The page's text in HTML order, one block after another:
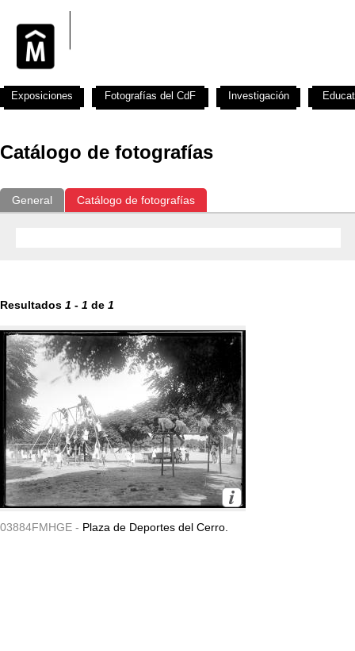
Catálogo de fotografías
General Catálogo de fotografías
Resultados 1 - 1 de 1
03884FMHGE - Plaza de Deportes del Cerro.
Exposiciones Fotografías del CdF Investigación